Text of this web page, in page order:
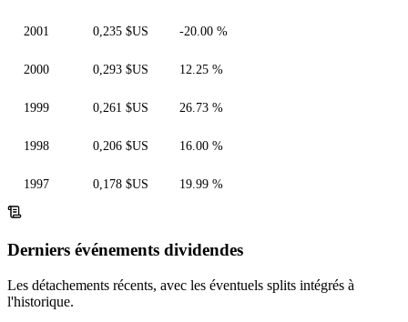
2001 0,235 $US -20.00 %
2000 0,293 $US 12.25 %
1999 0,261 $US 26.73 %
1998 0,206 $US 16.00 %
1997 0,178 $US 19.99 %
Derniers événements dividendes
Les détachements récents, avec les éventuels splits intégrés à
l'historique.